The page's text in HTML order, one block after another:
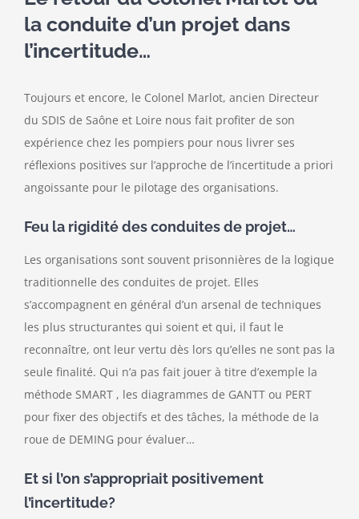
Contact
la conduite d’un projet dans
l’incertitude…
Toujours et encore, le Colonel Marlot, ancien Directeur
du SDIS de Saône et Loire nous fait profiter de son
expérience chez les pompiers pour nous livrer ses
réflexions positives sur l’approche de l’incertitude a priori
angoissante pour le pilotage des organisations.
Feu la rigidité des conduites de projet…
Les organisations sont souvent prisonnières de la logique
traditionnelle des conduites de projet. Elles
s’accompagnent en général d’un arsenal de techniques
les plus structurantes qui soient et qui, il faut le
reconnaître, ont leur vertu dès lors qu’elles ne sont pas la
seule finalité. Qui n’a pas fait jouer à titre d’exemple la
méthode SMART , les diagrammes de GANTT ou PERT
pour fixer des objectifs et des tâches, la méthode de la
roue de DEMING pour évaluer…
Et si l’on s’appropriait positivement
l’incertitude?